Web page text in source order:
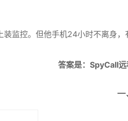
装监控。但他手机24小时不离身
答案是：SpyCall远
一